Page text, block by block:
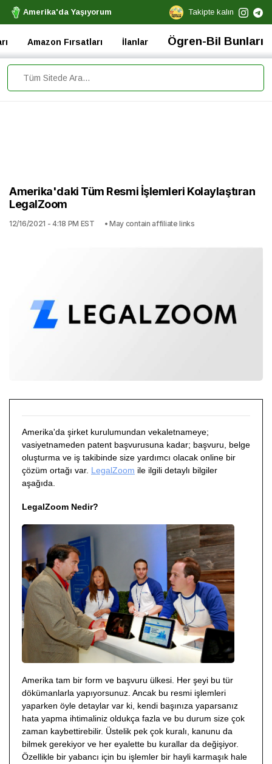
Amerika'da Yaşıyorum Takipte kalın
Amazon Fırsatları İlanlar Ögren-Bil Bunları
Amerika'daki Tüm Resmi İşlemleri Kolaylaştıran
LegalZoom
12/16/2021 - 4:18 PM EST • May contain affiliate links
Amerika'da şirket kurulumundan vekaletnameye;
vasiyetnameden patent başvurusuna kadar; başvuru, belge
oluşturma ve iş takibinde size yardımcı olacak online bir
çözüm ortağı var. LegalZoom ile ilgili detaylı bilgiler
aşağıda.
LegalZoom Nedir?
Amerika tam bir form ve başvuru ülkesi. Her şeyi bu tür
dökümanlarla yapıyorsunuz. Ancak bu resmi işlemleri
yaparken öyle detaylar var ki, kendi başınıza yaparsanız
hata yapma ihtimaliniz oldukça fazla ve bu durum size çok
zaman kaybettirebilir. Üstelik pek çok kuralı, kanunu da
bilmek gerekiyor ve her eyalette bu kurallar da değişiyor.
Özellikle bir yabancı için bu işlemler bir hayli karmaşık hale